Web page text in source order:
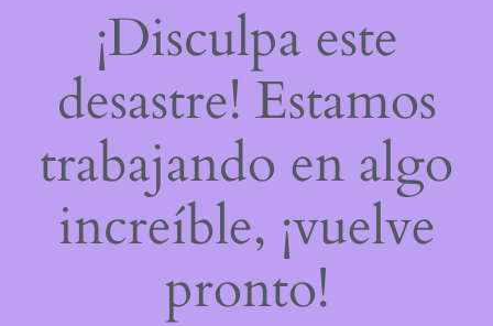
¡Disculpa este
desastre! Estamos
trabajando en algo
increíble, ¡vuelve
pronto!